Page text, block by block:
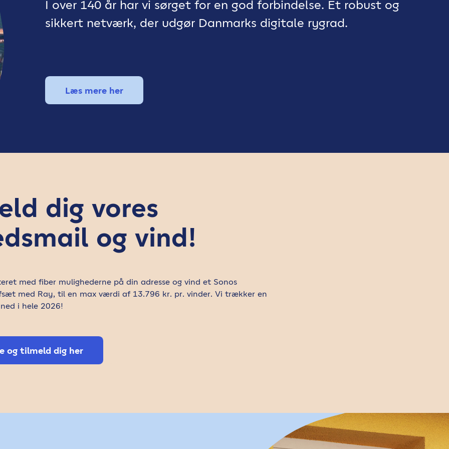
I over 140 år har vi sørget for en god forbindelse. Et robust og
sikkert netværk, der udgør Danmarks digitale rygrad.
Læs mere her
dig vores
og vind!
med fiber mulighederne på din adresse og vind et Sonos
med Ray, til en max værdi af 13.796 kr. pr. vinder. Vi trækker en
i hele 2026!
og tilmeld dig her